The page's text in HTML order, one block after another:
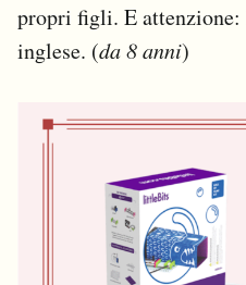
propri figli. E
inglese. (da 8 anni)